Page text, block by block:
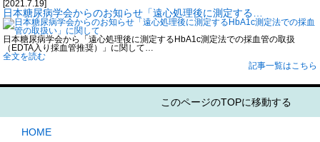
[2021.7.19]
日本糖尿病学会からのお知らせ「遠心処理後に測定する…
日本糖尿病学会から「遠心処理後に測定するHbA1c測定法での採血管の取扱
（EDTA入り採血管推奨）」に関して…
全文を読む
記事一覧はこちら
このページのTOPに移動する
HOME